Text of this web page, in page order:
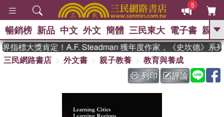
5
GO
熱搜： 東野圭吾 、 The Odyssey
、 如果歷史是一群喵 、 暑期
國際布克獎 臺灣漫遊錄 、 方
念華 、 台灣的李登輝時代
暢銷榜 新品 中文 外文 簡體 三民東大 電子書 親子
指標大獎肯定！A.F. Steadman 獲年度作家，《史坎德》系列
三民網路書店
外文書 親子教養
教育與養成
列印
評論